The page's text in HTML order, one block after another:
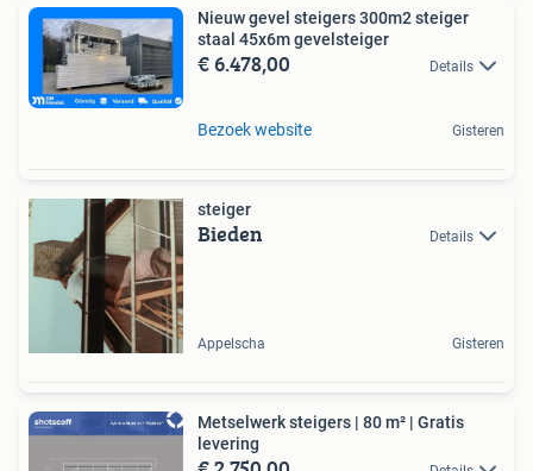
Nieuw gevel steigers 300m2 steiger
staal 45x6m gevelsteiger
€ 6.478,00 Details
Bezoek website Gisteren
steiger
Bieden Details
Appelscha Gisteren
Metselwerk steigers | 80 m² | Gratis
levering